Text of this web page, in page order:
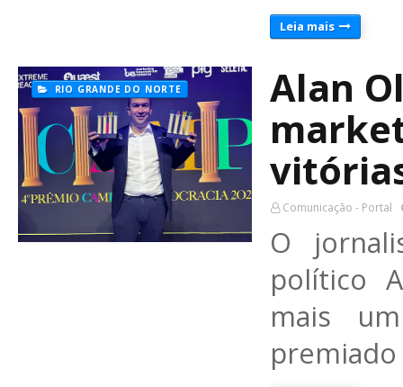
Leia mais
RIO GRANDE DO NORTE
Alan
Comunicação - Portal
O
político
mais